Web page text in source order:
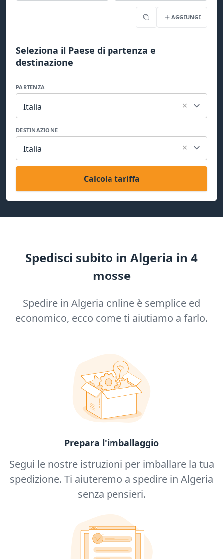
Copia AGGIUNGI
Seleziona il Paese di partenza e
destinazione
PARTENZA
Italia ×
DESTINAZIONE
Italia ×
Calcola tariffa
Spedisci subito in Algeria in 4
mosse
Spedire in Algeria online è semplice ed
economico, ecco come ti aiutiamo a farlo.
Prepara l'imballaggio
Segui le nostre istruzioni per imballare la tua
spedizione. Ti aiuteremo a spedire in Algeria
senza pensieri.